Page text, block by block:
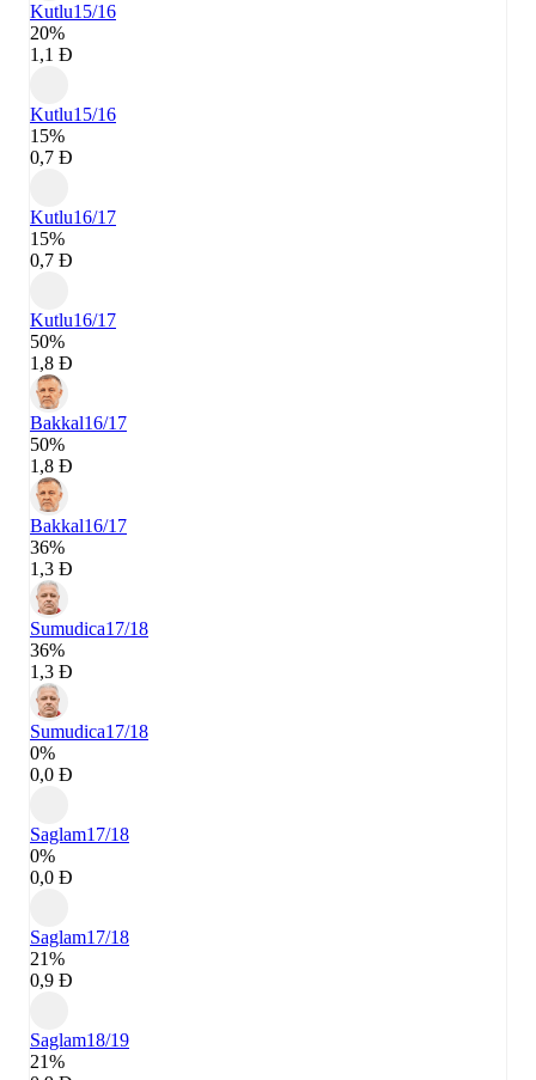
Kutlu15/16
20%
1,1 Đ
Kutlu15/16
15%
0,7 Đ
Kutlu16/17
15%
0,7 Đ
Kutlu16/17
50%
1,8 Đ
Bakkal16/17
50%
1,8 Đ
Bakkal16/17
36%
1,3 Đ
Sumudica17/18
36%
1,3 Đ
Sumudica17/18
0%
0,0 Đ
Saglam17/18
0%
0,0 Đ
Saglam17/18
21%
0,9 Đ
Saglam18/19
21%